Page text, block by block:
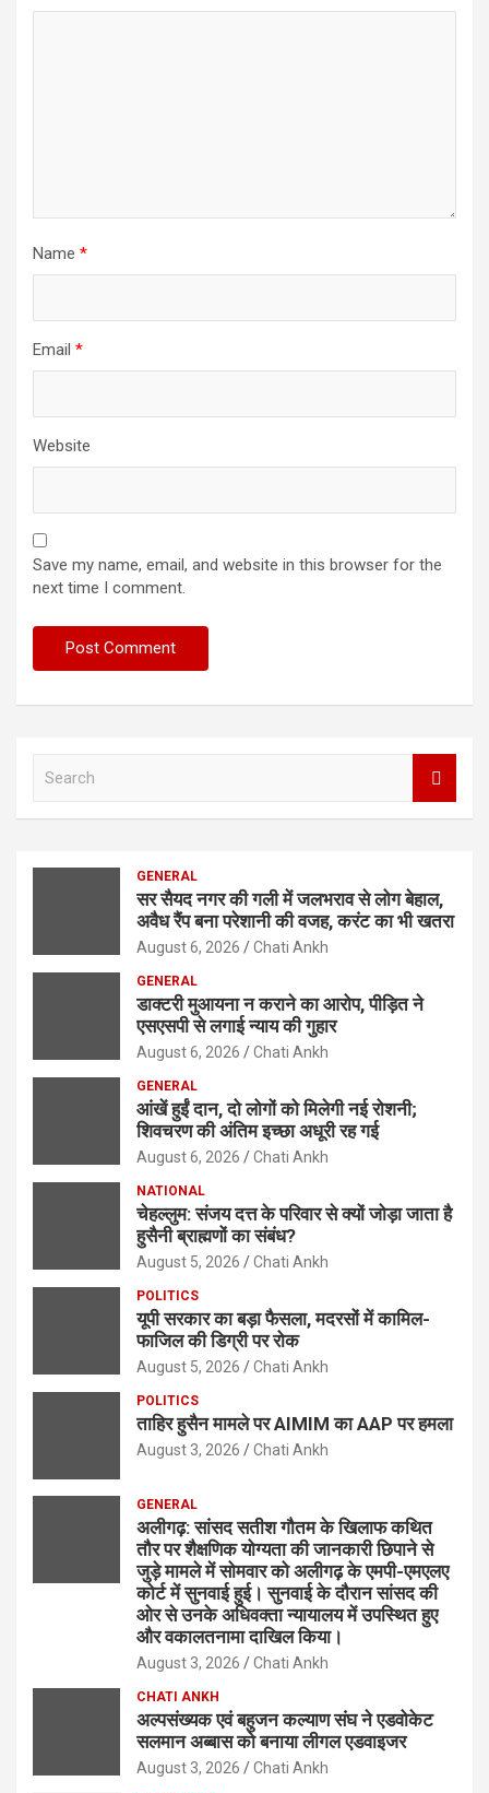
Name *
Email *
Website
Save my name, email, and website in this browser for the
next time I comment.
GENERAL
सर सैयद नगर की गली में जलभराव से लोग बेहाल,
अवैध रैंप बना परेशानी की वजह, करंट का भी खतरा
August 6, 2026 Chati Ankh
GENERAL
डाक्टरी मुआयना न कराने का आरोप, पीड़ित ने
एसएसपी से लगाई न्याय की गुहार
August 6, 2026 Chati Ankh
GENERAL
आंखें हुईं दान, दो लोगों को मिलेगी नई रोशनी;
शिवचरण की अंतिम इच्छा अधूरी रह गई
August 6, 2026 Chati Ankh
NATIONAL
चेहल्लुम: संजय दत्त के परिवार से क्यों जोड़ा जाता है
हुसैनी ब्राह्मणों का संबंध?
August 5, 2026 Chati Ankh
POLITICS
यूपी सरकार का बड़ा फैसला, मदरसों में कामिल-
फाजिल की डिग्री पर रोक
August 5, 2026 Chati Ankh
POLITICS
ताहिर हुसैन मामले पर AIMIM का AAP पर हमला
August 3, 2026 Chati Ankh
GENERAL
अलीगढ़: सांसद सतीश गौतम के खिलाफ कथित
तौर पर शैक्षणिक योग्यता की जानकारी छिपाने से
जुड़े मामले में सोमवार को अलीगढ़ के एमपी-एमएलए
कोर्ट में सुनवाई हुई। सुनवाई के दौरान सांसद की
ओर से उनके अधिवक्ता न्यायालय में उपस्थित हुए
और वकालतनामा दाखिल किया।
August 3, 2026 Chati Ankh
CHATI ANKH
अल्पसंख्यक एवं बहुजन कल्याण संघ ने एडवोकेट
सलमान अब्बास को बनाया लीगल एडवाइजर
August 3, 2026 Chati Ankh